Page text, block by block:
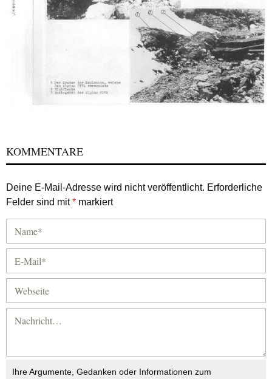
KOMMENTARE
Deine E-Mail-Adresse wird nicht veröffentlicht. Erforderliche
Felder sind mit* markiert
Ihre Argumente, Gedanken oder Informationen zum